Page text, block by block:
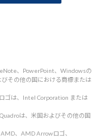
。
プレイとキーボー
でした。
べるのはむしろメ
、PowerPoint、Windowsの
その他の国における商標または
ゴは、Intel Corporation または
は、米国およびその他の国
、AMD Arrowロゴ、